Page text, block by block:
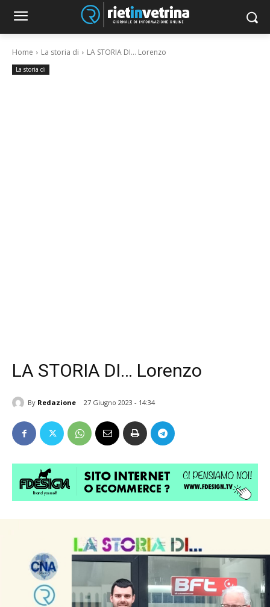
Home La storia di LA STORIA DI… Lorenzo
La storia di
LA STORIA DI… Lorenzo
By Redazione 27 Giugno 2023 - 14:34